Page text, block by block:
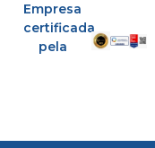
Empresa
certificada
pela